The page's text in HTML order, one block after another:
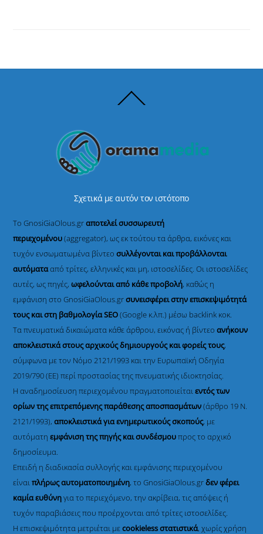
To
Σχετικά με αυτόν τον ιστότοπο
Το GnosiGiaOlous.grαποτελεί συσσωρευτή
περιεχομένου(aggregator), ως εκ τούτου τα άρθρα, εικόνες και
τυχόν ενσωματωμένα βίντεοσυλλέγονται και προβάλλονται
αυτόματααπό τρίτες, ελληνικές και μη, ιστοσελίδες. Οι ιστοσελίδες
αυτές, ως πηγές,ωφελούνται από κάθε προβολή, καθώς η
εμφάνιση στο GnosiGiaOlous.grσυνεισφέρει στην επισκεψιμότητά
τους και στη βαθμολογία SEO(Google κ.λπ.) μέσω backlink κοκ.
Τα πνευματικά δικαιώματα κάθε άρθρου, εικόνας ή βίντεοανήκουν
αποκλειστικά στους αρχικούς δημιουργούς και φορείς τους,
σύμφωνα με τον Νόμο 2121/1993 και την Ευρωπαϊκή Οδηγία
2019/790 (ΕΕ) περί προστασίας της πνευματικής ιδιοκτησίας.
Η αναδημοσίευση περιεχομένου πραγματοποιείταιεντός των
ορίων της επιτρεπόμενης παράθεσης αποσπασμάτων(άρθρο 19 Ν.
2121/1993), αποκλειστικά για ενημερωτικούς σκοπούς, με
αυτόματηεμφάνιση της πηγής και συνδέσμουπρος το αρχικό
δημοσίευμα.
Επειδή η διαδικασία συλλογής και εμφάνισης περιεχομένου
είναιπλήρως αυτοματοποιημένη, το GnosiGiaOlous.grδεν φέρει
καμία ευθύνηγια το περιεχόμενο, την ακρίβεια, τις απόψεις ή
τυχόν παραβιάσεις που προέρχονται από τρίτες ιστοσελίδες.
Η επισκεψιμότητα μετριέται μεcookieless στατιστικά, χωρίς χρήση